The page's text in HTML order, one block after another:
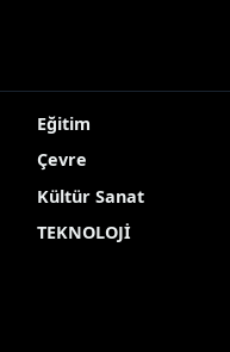
Eğitim
Çevre
Kültür Sanat
TEKNOLOJİ